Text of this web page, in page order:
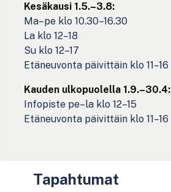
Kesäkausi 1.5.–3.8:
Ma–pe klo 10.30–16.30
La klo 12–18
Su klo 12–17
Etäneuvonta päivittäin klo 11–16
Kauden ulkopuolella 1.9.–30.4:
Infopiste pe–la klo 12–15
Etäneuvonta päivittäin klo 11–16
Tapahtumat